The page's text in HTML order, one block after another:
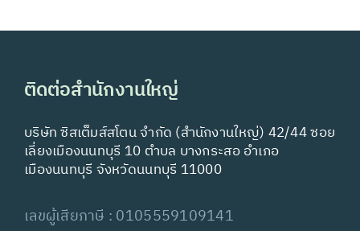
ติดต่อสำนักงานใหญ่
บริษัท ซิสเต็มส์สโตน จำกัด (สำนักงานใหญ่) 42/44 ซอย
เลี่ยงเมืองนนทบุรี 10 ตำบล บางกระสอ อำเภอ
เมืองนนทบุรี จังหวัดนนทบุรี 11000
เลขผู้เสียภาษี : 0105559109141